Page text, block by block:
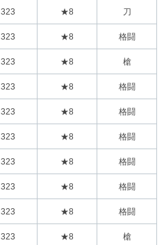
323 ★8 刀
323 ★8 格闘
323 ★8 槍
323 ★8 格闘
323 ★8 格闘
323 ★8 格闘
323 ★8 格闘
323 ★8 格闘
323 ★8 格闘
323 ★8 槍